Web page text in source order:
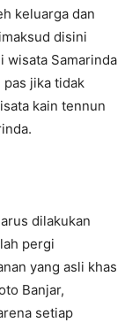
keluarga dan
disini
wisata Samarinda
pas jika tidak
kain tennun
dilakukan
pergi
yang asli khas
Banjar,
setiap